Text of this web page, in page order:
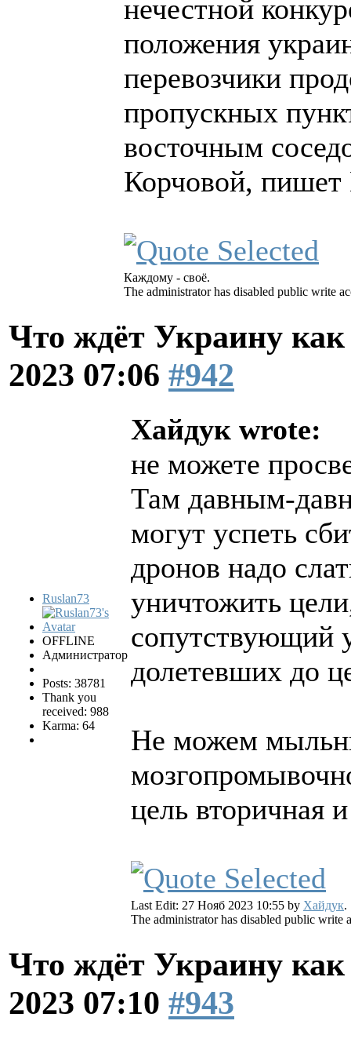
нечестной
положения
перевозчики
пропускных
восточным
Корчовой, пишет
Каждому - своё.
The administrator has disabled public write
Что ждёт Украину
2023 07:06 #942
Ruslan73
OFFLINE
Администратор
Posts: 38781
Thank you
received: 988
Karma: 64
Хайдук wrote:
не можете
Там давным-
могут успеть
дронов надо
уничтожить
сопутствующий
долетевших до
Не можем
цель вторичная
Last Edit: 27 Нояб 2023 10:55 by Хайдук.
The administrator has disabled public write
Что ждёт Украину
2023 07:10 #943